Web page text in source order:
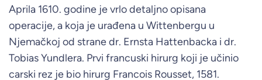
Aprila 1610. godine je vrlo detaljno opisana
operacije, a koja je urađena u Wittenbergu u
Njemačkoj od strane dr. Ernsta Hattenbacka i dr.
Tobias Yundlera. Prvi francuski hirurg koji je učinio
carski rez je bio hirurg Francois Rousset, 1581.